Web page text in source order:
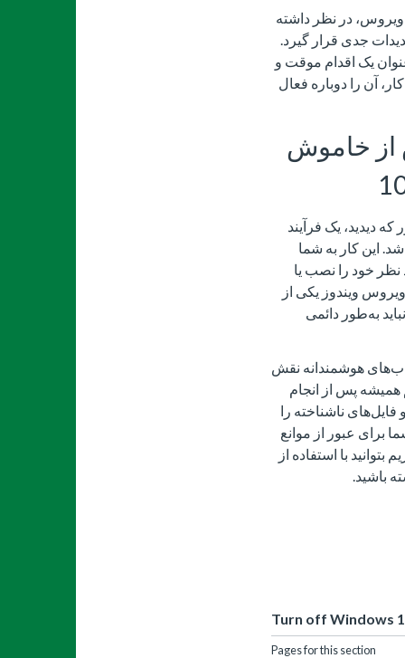
در نظر داشته
جدی قرار گیرد.
یک اقدام موقت و
آن را دوباره فعال
از خاموش
ویندوز 10، همان‌طور که دیدید، یک فرآیند
این کار به شما
خود را نصب یا
ویندوز یکی از
به‌طور دائمی
هوشمندانه نقش
همیشه پس از انجام
ناشناخته را
برای عبور از موانع
با استفاده از
Turn off Windows
Pages for this section